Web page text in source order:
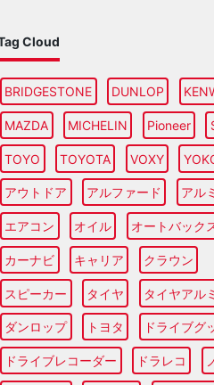
Cloud
BRIDGESTONE DUNLOP
MAZDA MICHELIN Pioneer
TOYO TOYOTA VOXY
アウトドア アルファード アル
エアコン オイル オートバック
カーナビ キャリア クラウン
スピーカー タイヤ タイヤアルミ
ダンロップ トヨタ ドライブグ
ドライブレコーダー ドラレコ